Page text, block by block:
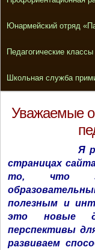
Юнармейский отряд
Педагогические классы
Школьная служба
Уважаемые
Я рада
страницах
то, что
полезным и
это новые
перспективы
развиваем